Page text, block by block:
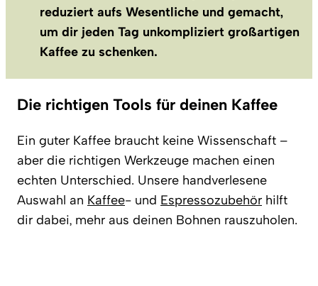
reduziert aufs Wesentliche und gemacht,
um dir jeden Tag unkompliziert großartigen
Kaffee zu schenken.
Die richtigen Tools für deinen Kaffee
Ein guter Kaffee braucht keine Wissenschaft –
aber die richtigen Werkzeuge machen einen
echten Unterschied. Unsere handverlesene
Auswahl an Kaffee- und Espressozubehör hilft
dir dabei, mehr aus deinen Bohnen rauszuholen.